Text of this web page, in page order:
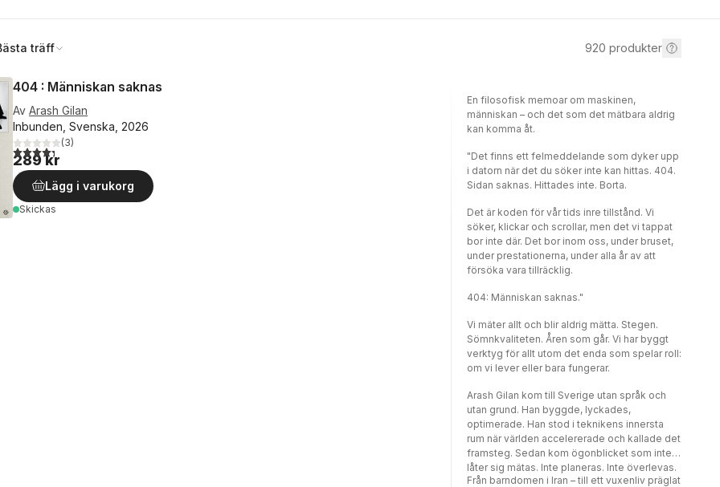
träff 920 produkter
404 : Människan saknas
Av Arash Gilan
Inbunden, Svenska, 2026
4,3utav 5 stjärnor. Totalt antal röster:
(3)
289 kr
Lägg i varukorg
Skickas
En filosofisk memoar om maskinen,
människan – och det som det mätbara aldrig
kan komma åt.
"Det finns ett felmeddelande som dyker upp
i datorn när det du söker inte kan hittas. 404.
Sidan saknas. Hittades inte. Borta.
Det är koden för vår tids inre tillstånd. Vi
söker, klickar och scrollar, men det vi tappat
bor inte där. Det bor inom oss, under bruset,
under prestationerna, under alla år av att
försöka vara tillräcklig.
404: Människan saknas."
Vi mäter allt och blir aldrig mätta. Stegen.
Sömnkvaliteten. Åren som går. Vi har byggt
verktyg för allt utom det enda som spelar roll:
om vi lever eller bara fungerar.
Arash Gilan kom till Sverige utan språk och
utan grund. Han byggde, lyckades,
optimerade. Han stod i teknikens innersta
rum när världen accelererade och kallade det
framsteg. Sedan kom ögonblicket som inte
låter sig mätas. Inte planeras. Inte överlevas.
Från barndomen i Iran – till ett vuxenliv präglat